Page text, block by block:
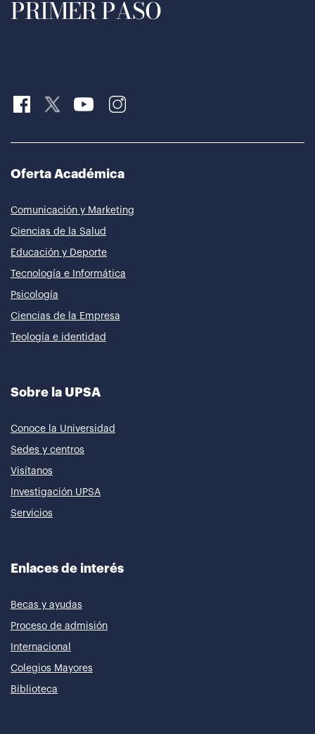
PRIMER PASO
Oferta Académica
Comunicación y Marketing
Ciencias de la Salud
Educación y Deporte
Tecnología e Informática
Psicología
Ciencias de la Empresa
Teología e identidad
Sobre la UPSA
Conoce la Universidad
Sedes y centros
Visítanos
Investigación UPSA
Servicios
Enlaces de interés
Becas y ayudas
Proceso de admisión
Internacional
Colegios Mayores
Biblioteca